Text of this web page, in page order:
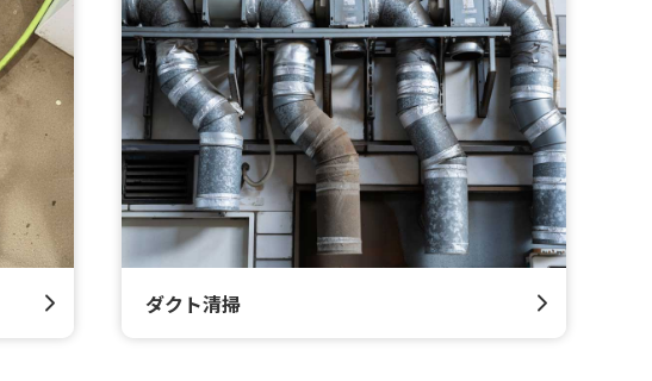
ダクト清掃